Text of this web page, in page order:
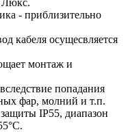
- приблизительно
кабеля осущесвляется
монтаж и
попадания
фар, молний и т.п.
IP55, диапазон